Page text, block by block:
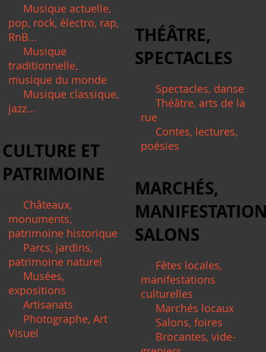
Musique actuelle,
pop, rock, électro, rap,
RnB...
Musique
traditionnelle,
musique du monde
Musique classique,
jazz...
THÉÂTRE,
SPECTACLES
Spectacles, danse
Théâtre, arts de la
rue
Contes, lectures,
poésies
CULTURE ET
PATRIMOINE
Châteaux,
monuments,
patrimoine historique
Parcs, jardins,
patrimoine naturel
Musées,
expositions
Artisanats
Photographe, Art
Visuel
MARCHÉS,
SALONS
Fêtes locales,
manifestations
culturelles
Marchés locaux
Salons, foires
Brocantes, vide-